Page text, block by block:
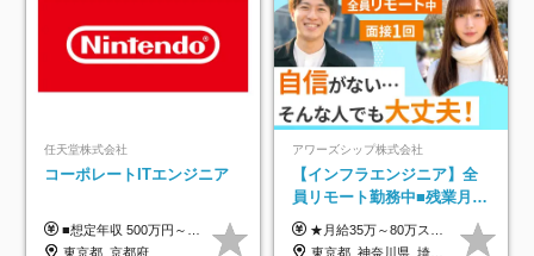
任天堂株式会社
コーポレートITエンジニア
■想定年収 500万円～900万円 月給制 月給278,000円～ ※残業が発生した場合、残業代を別途全額支給します ※試用期間2ヶ月あり(待遇や給与に差異はありません)
東京都_京都府
アワーズシップ株式会社
【インフラエンジニア】全
員リモート勤務中■残業月
3h■最大3ヶ月の連休あり■
年休126日■20～30代活躍
★月給35万～80万スタートも可 【未経験の方】 ■月給26万～80万＋賞与年2回（年2ヶ月分） 【何かしらのインフラエンジニア経験をお持ちの方】 ■月給35万～80万＋賞与年2回（年2ヶ月分） ※スキル・経験などを考慮し決定します ※試用期間6ヶ月あり。期間中は契約社員となります。その他の待遇に差異はありません（試用期間終了後、昇給の可能性あり） ※上記金額には固定残業代（月30時間分／4万9600円～15万2600円）を含みます。超過分は別途支給いたします。 ＼頑張りはインセンティブで還元！／ クライアントに貢献度を評価され、当社のエンジニアが追加で案件に参画することになるなど、会社にとって利益になる行動はしっかり評価します。 会社の成長に貢献できていることを実感でき、「もっと頑張ろう」と思える体制づくりを整えています！
東京都_神奈川県_埼玉県_千葉県_大阪府